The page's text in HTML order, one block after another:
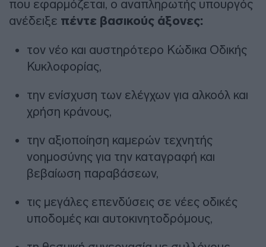
που εφαρμόζεται, ο αναπληρωτής υπουργός
ανέδειξε πέντε βασικούς άξονες:
τον νέο και αυστηρότερο Κώδικα Οδικής
Κυκλοφορίας,
την ενίσχυση των ελέγχων για αλκοόλ και
χρήση κράνους,
την αξιοποίηση καμερών τεχνητής
νοημοσύνης για την καταγραφή και
βεβαίωση παραβάσεων,
τις μεγάλες επενδύσεις σε νέες οδικές
υποδομές και αυτοκινητοδρόμους,